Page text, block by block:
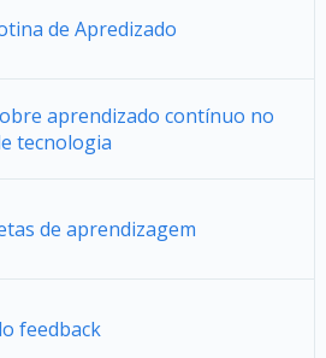
de Apredizado
aprendizado contínuo no
tecnologia
de aprendizagem
feedback